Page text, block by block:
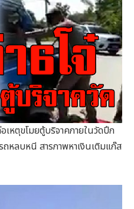
หตุขโมยตู้บริจาคภายในวัดปึก
หลบหนี สารภาพหาเงินเติมแก๊ส